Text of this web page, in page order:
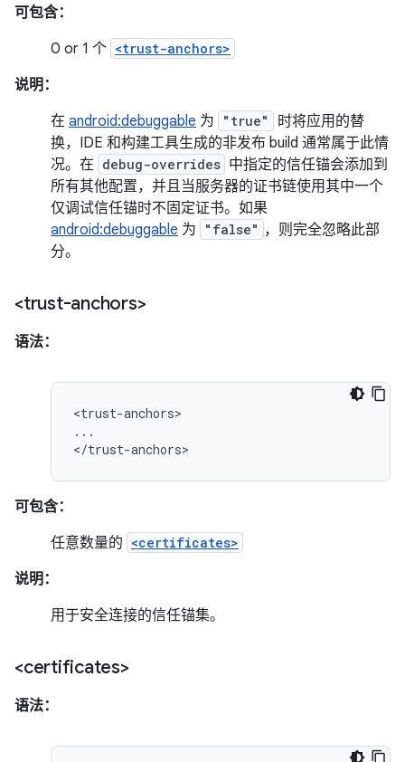
可包含：
0 or 1 个 <trust-anchors>
说明：
在 android:debuggable 为 "true"
时将应用的替
换，IDE 和构建工具生成的非发布 build 通常属于此情
况。在 debug-overrides 中指定的信任锚会添加到
所有其他配置，并且当服务器的证书链使用其中一个
仅调试信任锚时不固定证书。如果
android:debuggable 为 "false" ，则完全忽略此部
分。
<trust-anchors>
语法：
<trust-anchors>
...
</trust-anchors>
可包含：
任意数量的 <certificates>
说明：
用于安全连接的信任锚集。
<certificates>
语法：